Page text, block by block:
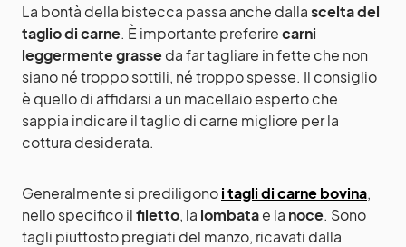
La bontà della bistecca passa anche dallascelta del
taglio di carne. È importante preferirecarni
leggermente grasseda far tagliare in fette che non
siano né troppo sottili, né troppo spesse. Il consiglio
è quello di affidarsi a un macellaio esperto che
sappia indicare il taglio di carne migliore per la
cottura desiderata.
Generalmente si prediligonoi tagli di carne bovina,
nello specifico ilfiletto, la lombatae la noce. Sono
tagli piuttosto pregiati del manzo, ricavati dalla